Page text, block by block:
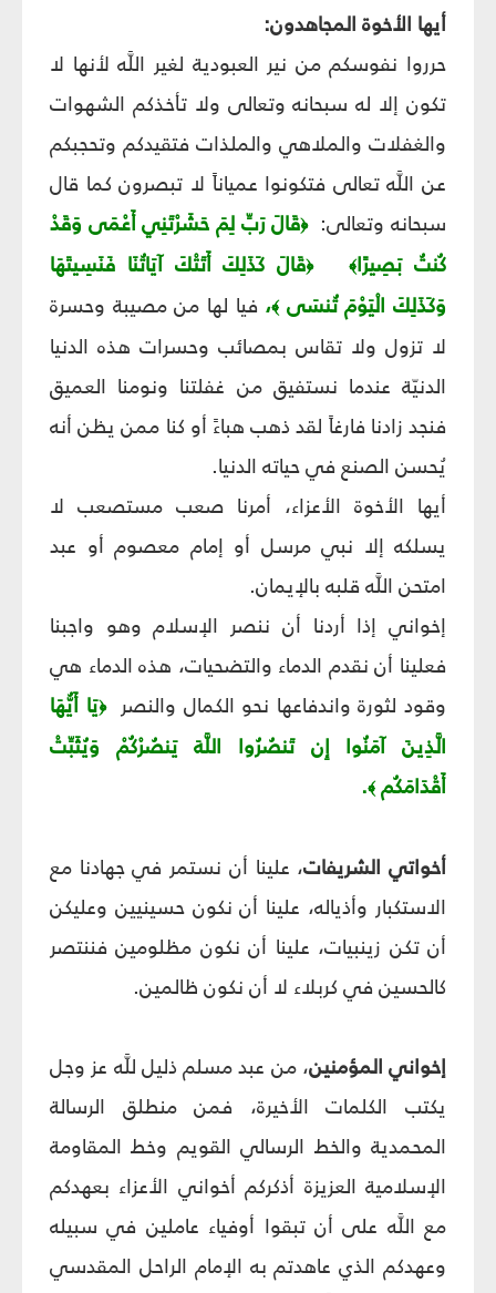
أيها الأخوة المجاهدون:
حرروا نفوسكم من نير العبودية لغير اللَّه لأنها لا
تكون إلا له سبحانه وتعالى ولا تأخذكم الشهوات
والغفلات والملاهي والملذات فتقيدكم وتحجبكم
عن اللَّه تعالى فتكونوا عمياناً لا تبصرون كما قال
سبحانه وتعالى:﴿قَالَ رَبِّ لِمَ حَشَرْتَنِي أَعْمَى وَقَدْ
كُنتُ بَصِيرًا﴾ ﴿قَالَ كَذَلِكَ أَتَتْكَ آيَاتُنَا فَنَسِيتَهَا
وَكَذَلِكَ الْيَوْمَ تُنسَى﴾، فيا لها من مصيبة وحسرة
لا تزول ولا تقاس بمصائب وحسرات هذه الدنيا
الدنيّة عندما نستفيق من غفلتنا ونومنا العميق
فنجد زادنا فارغاً لقد ذهب هباءً أو كنا ممن يظن أنه
يُحسن الصنع في حياته الدنيا.
أيها الأخوة الأعزاء، أمرنا صعب مستصعب لا
يسلكه إلا نبي مرسل أو إمام معصوم أو عبد
امتحن اللَّه قلبه بالإيمان.
إخواني إذا أردنا أن ننصر الإسلام وهو واجبنا
فعلينا أن نقدم الدماء والتضحيات، هذه الدماء هي
وقود لثورة واندفاعها نحو الكمال والنصر
﴿يَا أَيُّهَا
الَّذِينَ آمَنُوا إِن تَنصُرُوا اللَّهَ يَنصُرْكُمْ وَيُثَبِّتْ
أَقْدَامَكُم﴾.
أخواتي الشريفات، علينا أن نستمر في جهادنا مع
الاستكبار وأذياله، علينا أن نكون حسينيين وعليكن
أن تكن زينبيات، علينا أن نكون مظلومين فننتصر
كالحسين في كربلاء لا أن نكون ظالمين.
إخواني المؤمنين، من عبد مسلم ذليل للَّه عز وجل
يكتب الكلمات الأخيرة، فمن منطلق الرسالة
المحمدية والخط الرسالي القويم وخط المقاومة
الإسلامية العزيزة أذكركم أخواني الأعزاء بعهدكم
مع اللَّه على أن تبقوا أوفياء عاملين في سبيله
وعهدكم الذي عاهدتم به الإمام الراحل المقدسي